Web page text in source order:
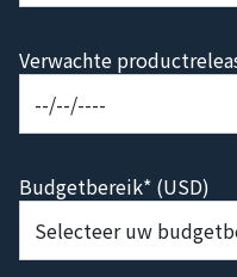
Verwachte
Budgetbereik* (USD)